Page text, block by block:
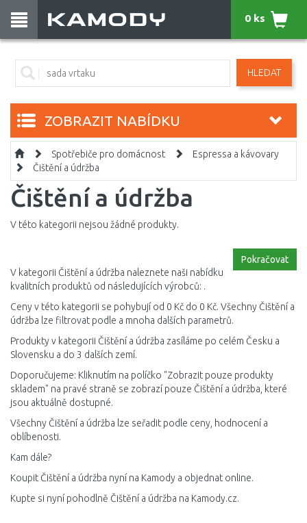
HLEDAT
0 ks
ZOBRAZIT NABÍDKU
Spotřebiče pro domácnost
Espressa a kávovary
Čištění a údržba
Čištění a údržba
V této kategorii nejsou žádné produkty.
Pokračovat
V kategorii Čištění a údržba naleznete naši nabídku
kvalitních produktů od následujících výrobců: .
Ceny v této kategorii se pohybují od 0 Kč do 0 Kč. Všechny Čištění a
údržba lze filtrovat podle a mnoha dalších parametrů.
Produkty v kategorii Čištění a údržba zasíláme po celém Česku a
Slovensku a do 3 dalších zemí.
Doporučujeme: Kliknutím na políčko "Zobrazit pouze produkty
skladem" na pravé straně se zobrazí pouze Čištění a údržba, které
jsou aktuálně dostupné.
Všechny Čištění a údržba lze seřadit podle ceny, hodnocení a
oblíbenosti.
Kam dále?
Koupit Čištění a údržba nyní na Kamody a objednat online.
Kupte si nyní pohodlně Čištění a údržba na Kamody.cz.